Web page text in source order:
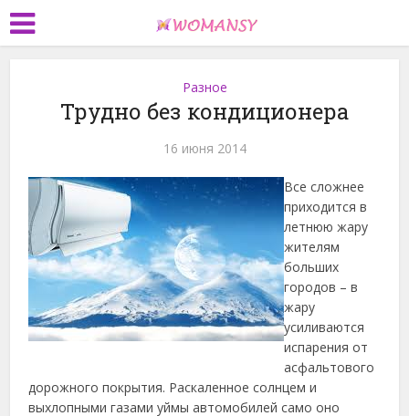
Разное
Трудно без кондиционера
16 июня 2014
Все сложнее
приходится в
летнюю жару
жителям
больших
городов – в
жару
усиливаются
испарения от
асфальтового
дорожного покрытия. Раскаленное солнцем и
выхлопными газами уймы автомобилей само оно